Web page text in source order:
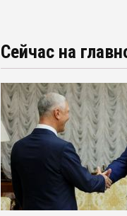
Сейчас на